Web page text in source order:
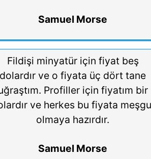
Samuel Morse
Fildişi minyatür için fiyat beş
dolardır ve o fiyata üç dört tane
Profiller için fiyatım bir
ve herkes bu fiyata
olmaya hazırdır.
Samuel Morse